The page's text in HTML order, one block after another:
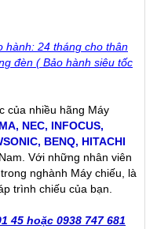
hành: 24 tháng cho thân
đèn ( Bảo hành siêu tốc
của nhiều hãng Máy
, NEC, INFOCUS,
, BENQ, HITACHI
Với những nhân viên
nghành Máy chiếu, là
trình chiếu của bạn.
45 hoặc 0938 747 681